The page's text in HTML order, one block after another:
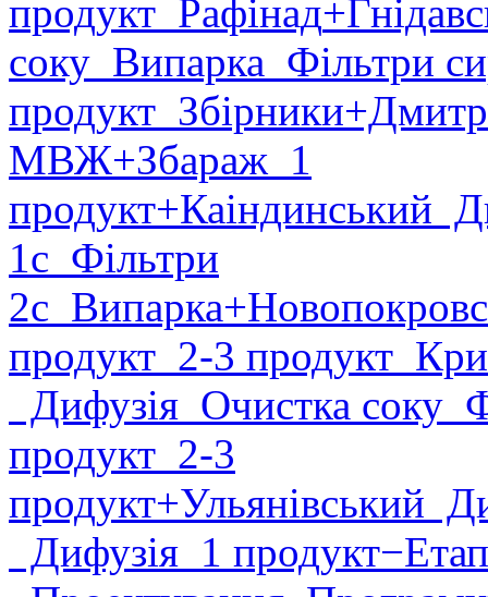
продукт Рафінад
соку Випарка Фільтри
продукт Збірники
МВЖ+Збараж 1
продукт+Каіндинський
1с Фільтри
2с Випарка
продукт 2-3 продукт
Дифузія Очистка соку
продукт 2-3
продукт+Ульянівський
Дифузія 1 продукт